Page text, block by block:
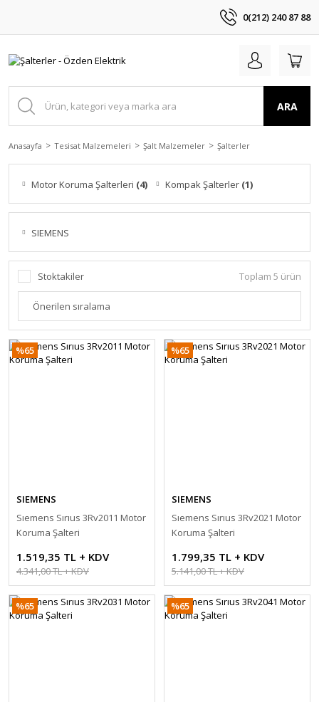
0(212) 240 87 88
ARA
Anasayfa Tesisat Malzemeleri Şalt Malzemeler Şalterler
Motor Koruma Şalterleri (4) Kompak Şalterler (1)
SIEMENS
Stoktakiler Toplam 5 ürün
%65
SIEMENS
Sıemens Sırıus 3Rv2011 Motor
Koruma Şalteri
1.519,35 TL + KDV
4.341,00 TL + KDV
%65
SIEMENS
Sıemens Sırıus 3Rv2021 Motor
Koruma Şalteri
1.799,35 TL + KDV
5.141,00 TL + KDV
%65 %65